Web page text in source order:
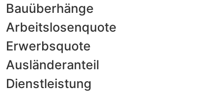
Bauüberhänge
Arbeitslosenquote
Erwerbsquote
Ausländeranteil
Dienstleistung